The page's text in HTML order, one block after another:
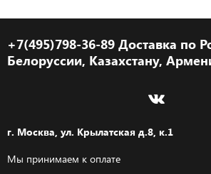
+7(495)798-36-89 Доставка по
Белоруссии, Казахстану,
г. Москва, ул. Крылатская д.8, к.1
Мы принимаем к оплате